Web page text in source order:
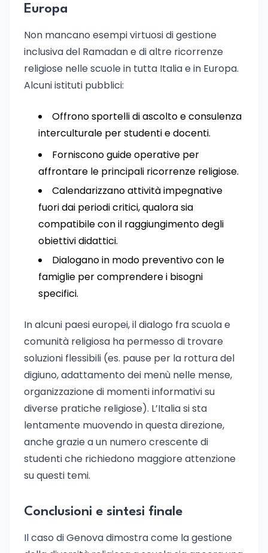
Europa
Non mancano esempi virtuosi di gestione
inclusiva del Ramadan e di altre ricorrenze
religiose nelle scuole in tutta Italia e in Europa.
Alcuni istituti pubblici:
Offrono sportelli di ascolto e consulenza
interculturale per studenti e docenti.
Forniscono guide operative per
affrontare le principali ricorrenze religiose.
Calendarizzano attività impegnative
fuori dai periodi critici, qualora sia
compatibile con il raggiungimento degli
obiettivi didattici.
Dialogano in modo preventivo con le
famiglie per comprendere i bisogni
specifici.
In alcuni paesi europei, il dialogo fra scuola e
comunità religiosa ha permesso di trovare
soluzioni flessibili (es. pause per la rottura del
digiuno, adattamento dei menù nelle mense,
organizzazione di momenti informativi su
diverse pratiche religiose). L’Italia si sta
lentamente muovendo in questa direzione,
anche grazie a un numero crescente di
studenti che richiedono maggiore attenzione
su questi temi.
Conclusioni e sintesi finale
Il caso di Genova dimostra come la gestione